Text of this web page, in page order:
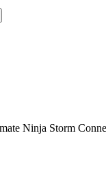
Ninja Storm